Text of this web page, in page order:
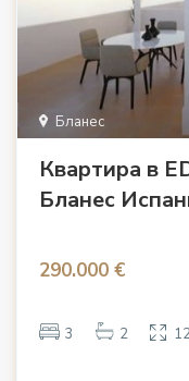
Бланес
Квартира в
Бланес
290.000 €
3 2